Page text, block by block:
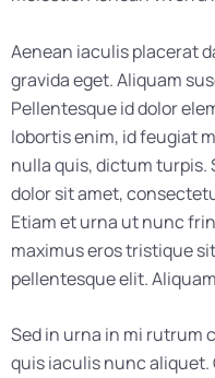
Aenean iaculis placerat
gravida eget. Aliquam
Pellentesque id dolor
lobortis enim, id feugiat
nulla quis, dictum turpis.
dolor sit amet,
Etiam et urna ut nunc
maximus eros tristique
pellentesque elit.
Sed in urna in mi rutrum
quis iaculis nunc aliquet.